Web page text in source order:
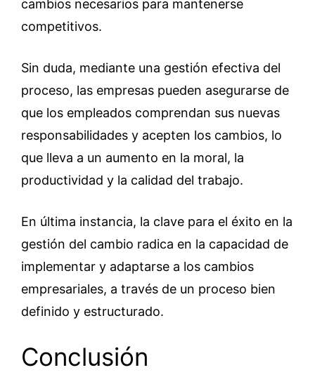
cambios necesarios para mantenerse
competitivos.
Sin duda, mediante una gestión efectiva del
proceso, las empresas pueden asegurarse de
que los empleados comprendan sus nuevas
responsabilidades y acepten los cambios, lo
que lleva a un aumento en la moral, la
productividad y la calidad del trabajo.
En última instancia, la clave para el éxito en la
gestión del cambio radica en la capacidad de
implementar y adaptarse a los cambios
empresariales, a través de un proceso bien
definido y estructurado.
Conclusión